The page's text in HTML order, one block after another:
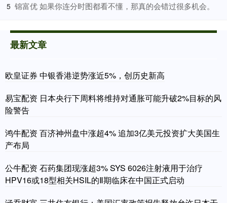
5 ​锦富优 如果你连分时图都看不懂，那真的会错过很多机会。
最新文章
欧皇证券 中银香港逆势涨近5%，创历史新高
易宝配资 日本央行下周料将维持对通胀可能升破2%目标的风
险警告
鸿牛配资 百济神州盘中涨超4% 追加3亿美元投资扩大美国生
产布局
公牛配资 石药集团现涨超3% SYS 6026注射液用于治疗
HPV16或18型相关HSIL的Ⅱ期临床在中国正式启动